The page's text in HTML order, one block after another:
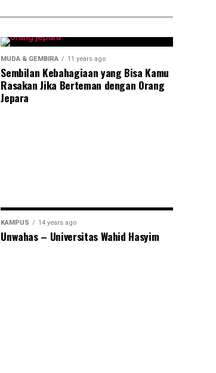
MUDA & GEMBIRA 11 years ago
Sembilan Kebahagiaan yang Bisa Kamu
Rasakan Jika Berteman dengan Orang
Jepara
KAMPUS 14 years ago
Unwahas – Universitas Wahid Hasyim